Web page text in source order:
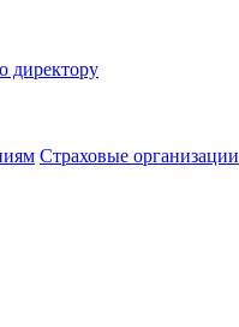
директору
Страховые организации